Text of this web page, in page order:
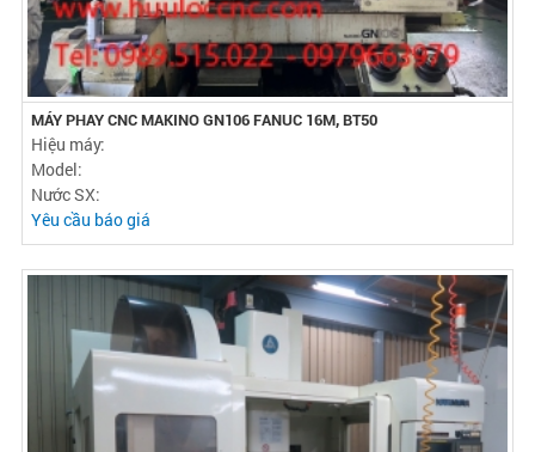
MÁY PHAY CNC MAKINO GN106 FANUC 16M, BT50
Hiệu máy:
Model:
Nước SX:
Yêu cầu báo giá